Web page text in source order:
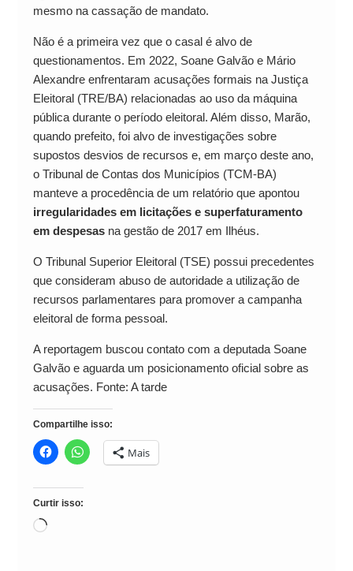
mesmo na cassação de mandato.
Não é a primeira vez que o casal é alvo de
questionamentos. Em 2022, Soane Galvão e Mário
Alexandre enfrentaram acusações formais na Justiça
Eleitoral (TRE/BA) relacionadas ao uso da máquina
pública durante o período eleitoral. Além disso, Marão,
quando prefeito, foi alvo de investigações sobre
supostos desvios de recursos e, em março deste ano,
o Tribunal de Contas dos Municípios (TCM-BA)
manteve a procedência de um relatório que apontou
irregularidades em licitações e superfaturamento
em despesasna gestão de 2017 em Ilhéus.
O Tribunal Superior Eleitoral (TSE) possui precedentes
que consideram abuso de autoridade a utilização de
recursos parlamentares para promover a campanha
eleitoral de forma pessoal.
A reportagem buscou contato com a deputada Soane
Galvão e aguarda um posicionamento oficial sobre as
acusações. Fonte: A tarde
Compartilhe isso:
Mais
Curtir isso:
Carregando...